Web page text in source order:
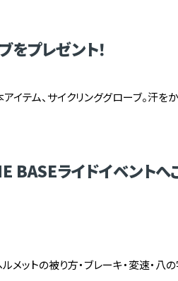
プレゼント！
イテム、サイクリンググローブ。汗
ライドイベントへ
メットの被り方・ブレーキ・変速・八